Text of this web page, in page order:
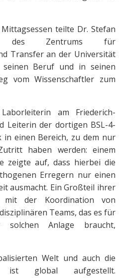
teilte Dr. Stefan
des Zentrums für
Transfer an der Universität
seinen Beruf und in seinen
vom Wissenschaftler zum
am Friederich-
Leiterin der dortigen BSL-4-
in einen Bereich, zu dem nur
haben werden: einem
zeigte auf, dass hierbei die
Erregern nur einen
ausmacht. Ein Großteil ihrer
mit der Koordination von
Teams, das es für
Anlage braucht,
Welt und auch die
ist global aufgestellt.